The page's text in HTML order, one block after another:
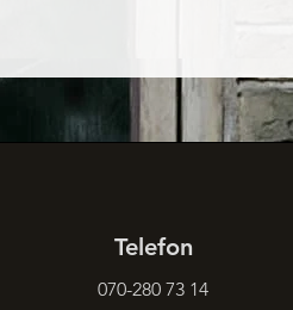
Telefon
070-280 73 14